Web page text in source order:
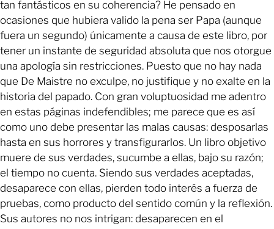
tan fantásticos en su coherencia? He pensado en
ocasiones que hubiera valido la pena ser Papa (aunque
fuera un segundo) únicamente a causa de este libro, por
tener un instante de seguridad absoluta que nos otorgue
una apología sin restricciones. Puesto que no hay nada
que De Maistre no exculpe, no justifique y no exalte en la
historia del papado. Con gran voluptuosidad me adentro
en estas páginas indefendibles; me parece que es así
como uno debe presentar las malas causas: desposarlas
hasta en sus horrores y transfigurarlos. Un libro objetivo
muere de sus verdades, sucumbe a ellas, bajo su razón;
el tiempo no cuenta. Siendo sus verdades aceptadas,
desaparece con ellas, pierden todo interés a fuerza de
pruebas, como producto del sentido común y la reflexión.
Sus autores no nos intrigan: desaparecen en el